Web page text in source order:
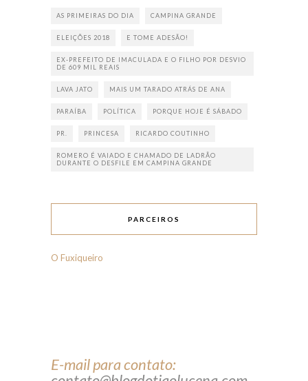
AS PRIMEIRAS DO DIA CAMPINA GRANDE
ELEIÇÕES 2018 E TOME ADESÃO!
EX-PREFEITO DE IMACULADA E O FILHO POR DESVIO
DE 609 MIL REAIS
LAVA JATO MAIS UM TARADO ATRÁS DE ANA
PARAÍBA POLÍTICA PORQUE HOJE É SÁBADO
PR. PRINCESA RICARDO COUTINHO
ROMERO É VAIADO E CHAMADO DE LADRÃO
DURANTE O DESFILE EM CAMPINA GRANDE
PARCEIROS
O Fuxiqueiro
E-mail para contato: